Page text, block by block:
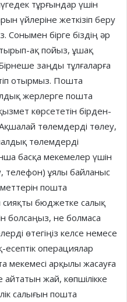
тұрғындар үшін
үйлеріне жеткізіп беру
бірге біздің әр
ақ пойыз, ұшақ
заңды тұлғаларға
отырмыз. Пошта
жерлерге пошта
көрсететін бірден-
төлемдерді төлеу,
төлемдерді
басқа мекемелер үшін
телефон) ұялы байланыс
пошта
сияқты бюджетке салық
болсаңыз, не болмаса
өтегіңіз келсе немесе
есептік операциялар
мекемесі арқылы жасауға
жай, көпшілікке
салығын пошта